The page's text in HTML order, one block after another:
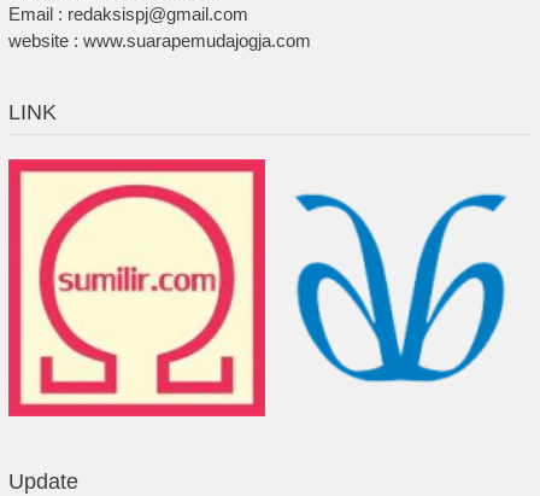
Email : redaksispj@gmail.com
website : www.suarapemudajogja.com
LINK
Update